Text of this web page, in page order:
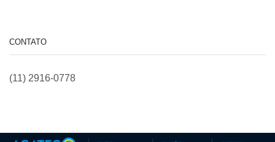
CONTATO
(11) 2916-0778